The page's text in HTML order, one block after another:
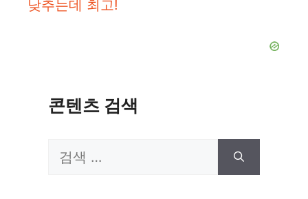
낮추는데 최고!
콘텐츠 검색
검